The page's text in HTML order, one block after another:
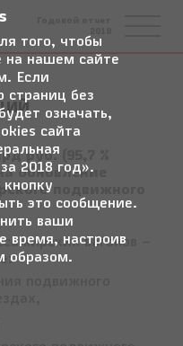
руб. (95,7 %
обновление
подвижного
вагонов –
подвижного
того, чтобы
на нашем сайте
Если
страниц без
означать,
сайта
2018 год».
это сообщение.
ваши
время, настроив
образом.